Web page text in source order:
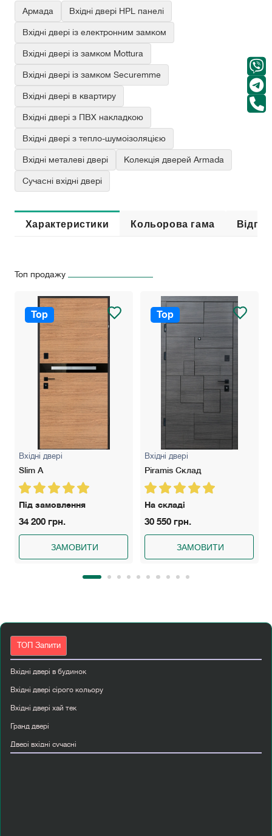
Армада Вхідні двері HPL панелі
Вхідні двері із електронним замком
Вхідні двері із замком Mottura
Вхідні двері із замком Securemme
Вхідні двері в квартиру
Вхідні двері з ПВХ накладкою
Вхідні двері з тепло-шумоізоляцією
Вхідні металеві двері Колекція дверей Armada
Сучасні вхідні двері
Характеристики Кольорова гама
Топ продажу
Top
Вхідні двері
Slim A
Під замовлення
34 200 грн.
ЗАМОВИТИ
Top
Вхідні двері
Piramis Склад
На складі
30 550 грн.
ЗАМОВИТИ
ТОП Запити
Вхідні двері в будинок
Вхідні двері сірого кольору
Вхідні двері хай тек
Гранд двері
Двері вхідні сучасні